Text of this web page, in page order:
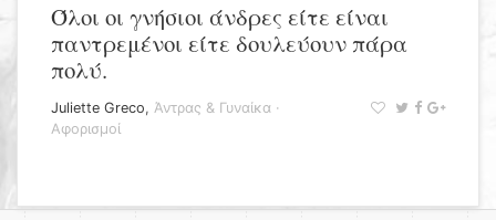
Όλοι οι γνήσιοι άνδρες είτε είναι
παντρεμένοι είτε δουλεύουν πάρα
πολύ.
Juliette Greco, Άντρας & Γυναίκα ·
Αφορισμοί